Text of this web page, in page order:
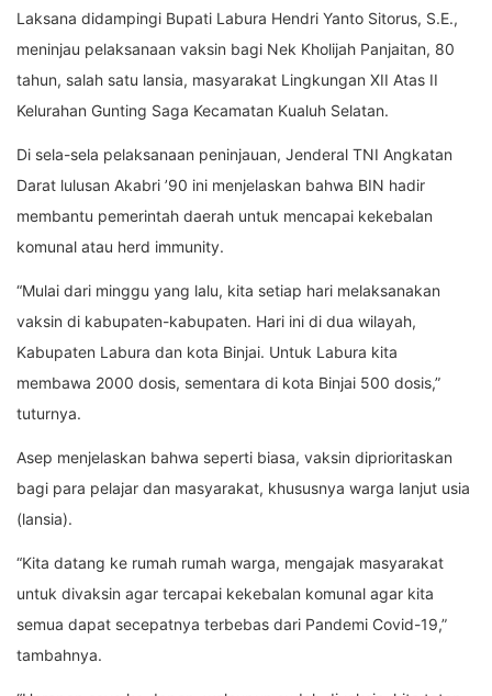
Laksana didampingi Bupati Labura Hendri Yanto Sitorus, S.E.,
meninjau pelaksanaan vaksin bagi Nek Kholijah Panjaitan, 80
tahun, salah satu lansia, masyarakat Lingkungan XII Atas II
Kelurahan Gunting Saga Kecamatan Kualuh Selatan.
Di sela-sela pelaksanaan peninjauan, Jenderal TNI Angkatan
Darat lulusan Akabri ’90 ini menjelaskan bahwa BIN hadir
membantu pemerintah daerah untuk mencapai kekebalan
komunal atau herd immunity.
“Mulai dari minggu yang lalu, kita setiap hari melaksanakan
vaksin di kabupaten-kabupaten. Hari ini di dua wilayah,
Kabupaten Labura dan kota Binjai. Untuk Labura kita
membawa 2000 dosis, sementara di kota Binjai 500 dosis,”
tuturnya.
Asep menjelaskan bahwa seperti biasa, vaksin diprioritaskan
bagi para pelajar dan masyarakat, khususnya warga lanjut usia
(lansia).
“Kita datang ke rumah rumah warga, mengajak masyarakat
untuk divaksin agar tercapai kekebalan komunal agar kita
semua dapat secepatnya terbebas dari Pandemi Covid-19,”
tambahnya.